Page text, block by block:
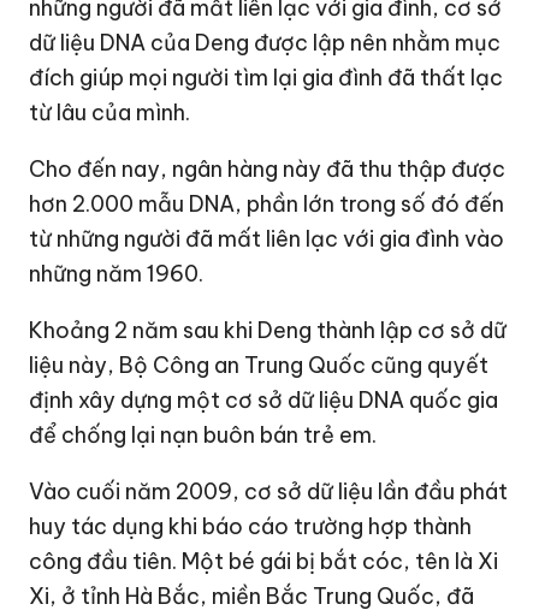
những người đã mất liên lạc với gia đình, cơ sở
dữ liệu DNA của Deng được lập nên nhằm mục
đích giúp mọi người tìm lại gia đình đã thất lạc
từ lâu của mình.
Cho đến nay, ngân hàng này đã thu thập được
hơn 2.000 mẫu DNA, phần lớn trong số đó đến
từ những người đã mất liên lạc với gia đình vào
những năm 1960.
Khoảng 2 năm sau khi Deng thành lập cơ sở dữ
liệu này, Bộ Công an Trung Quốc cũng quyết
định xây dựng một cơ sở dữ liệu DNA quốc gia
để chống lại nạn buôn bán trẻ em.
Vào cuối năm 2009, cơ sở dữ liệu lần đầu phát
huy tác dụng khi báo cáo trường hợp thành
công đầu tiên. Một bé gái bị bắt cóc, tên là Xi
Xi, ở tỉnh Hà Bắc, miền Bắc Trung Quốc, đã